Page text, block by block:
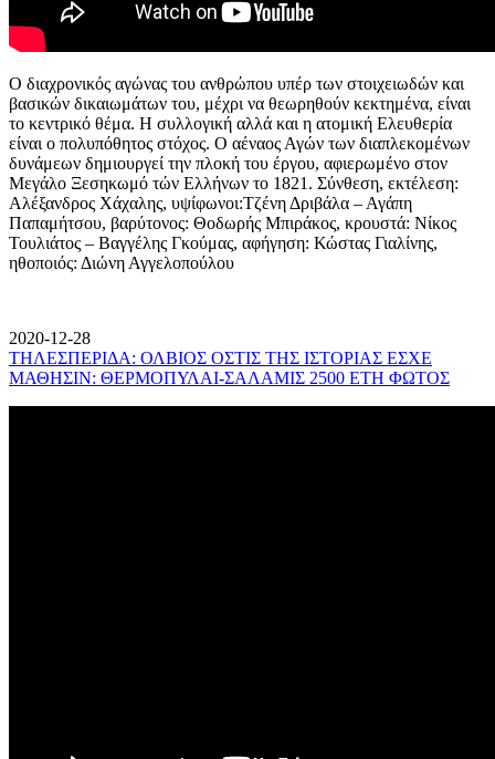
Ο διαχρονικός αγώνας του ανθρώπου υπέρ των στοιχειωδών και
βασικών δικαιωμάτων του, μέχρι να θεωρηθούν κεκτημένα, είναι
το κεντρικό θέμα. Η συλλογική αλλά και η ατομική Ελευθερία
είναι ο πολυπόθητος στόχος. Ο αέναος Αγών των διαπλεκομένων
δυνάμεων δημιουργεί την πλοκή του έργου, αφιερωμένο στον
Μεγάλο Ξεσηκωμό τών Ελλήνων το 1821. Σύνθεση, εκτέλεση:
Αλέξανδρος Χάχαλης, υψίφωνοι:Τζένη Δριβάλα – Αγάπη
Παπαμήτσου, βαρύτονος: Θοδωρής Μπιράκος, κρουστά: Νίκος
Τουλιάτος – Βαγγέλης Γκούμας, αφήγηση: Κώστας Γιαλίνης,
ηθοποιός: Διώνη Αγγελοπούλου
2020-12-28
ΤΗΛΕΣΠΕΡΙΔΑ: ΟΛΒΙΟΣ ΟΣΤΙΣ ΤΗΣ ΙΣΤΟΡΙΑΣ ΕΣΧΕ
ΜΑΘΗΣΙΝ: ΘΕΡΜΟΠΥΛΑΙ-ΣΑΛΑΜΙΣ 2500 ΕΤΗ ΦΩΤΟΣ